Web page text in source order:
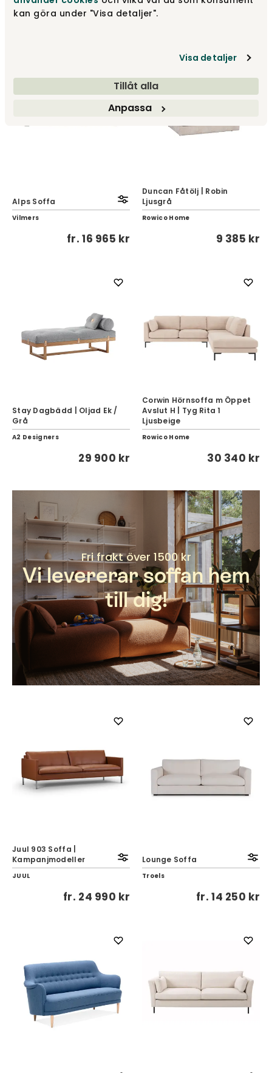
kan göra under "Visa detaljer".
Visa detaljer
Tillåt alla
Anpassa
Fri frakt över 1500 kr
Vi levererar soffan hem
till dig!
fr. 9 175 kr
Alps Soffa
Vilmers
fr.16 965 kr
Duncan Fåtölj | Robin
Ljusgrå
Rowico Home
9 385 kr
Stay Dagbädd | Oljad Ek /
Grå
A2 Designers
29 900 kr
Corwin Hörnsoffa m Öppet
Avslut H | Tyg Rita 1
Ljusbeige
Rowico Home
30 340 kr
Juul 903 Soffa |
Kampanjmodeller
JUUL
fr. 24 990 kr
Lounge Soffa
Troels
fr.14 250 kr